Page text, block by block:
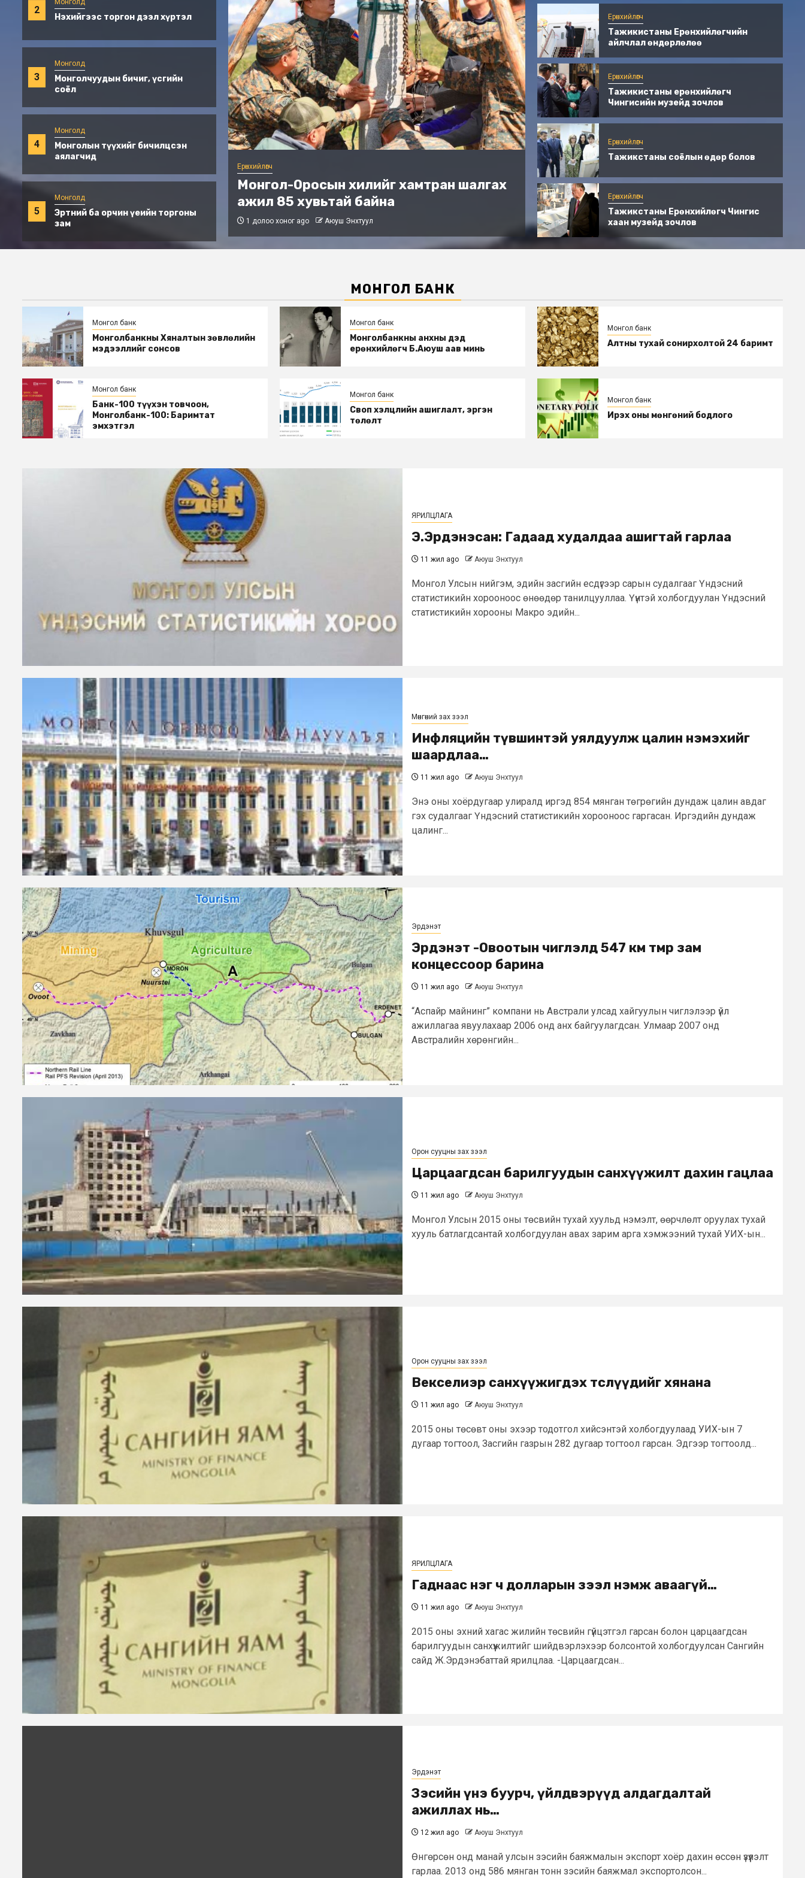
2
Монголд
Нэхийгээс торгон дээл хүртэл
3
Монголд
Монголчуудын бичиг, үсгийн
соёл
4
Монголд
Монголын түүхийг бичилцсэн
аялагчид
5
Монголд
Эртний ба орчин үеийн торгоны
зам
хилийг хамтран шалгах
байна
Аюуш Энхтуул
Ерөнхийлөгч
Тажикистаны Ерөнхийлөгчийн айлчлал
өндөрлөлөө
2 долоо хоног ago Аюуш Энхтуул
Ерөнхийлөгч
Тажикистаны ерөнхийлөгч Чингисийн
музейд зочлов
2 долоо хоног ago Аюуш Энхтуул
Ерөнхийлөгч
Тажикистаны Ерөнхийлөгчийн
айлчлал өндөрлөлөө
Ерөнхийлөгч
Тажикистаны ерөнхийлөгч
Чингисийн музейд зочлов
Ерөнхийлөгч
Тажикстаны соёлын өдөр болов
Ерөнхийлөгч
Тажикстаны Ерөнхийлөгч Чингис
хаан музeйд зочлов
МОНГОЛ БАНК
Монгол банк
Монголбанкны Хяналтын зөвлөлийн
мэдээллийг сонсов
Монгол банк
Монголбанкны анхны дэд
eрөнхийлөгч Б.Аюуш аав минь
Монгол банк
Алтны тухай сонирхолтой 24 баримт
Монгол банк
Банк-100 түүхэн товчоон,
Монголбанк-100: Баримтат
эмхэтгэл
Монгол банк
Своп хэлцлийн ашиглалт, эргэн
төлөлт
Монгол банк
Ирэх оны мөнгөний бодлого
ЯРИЛЦЛАГА
Э.Эрдэнэсан: Гадаад худалдаа ашигтай гарлаа
11 жил ago Аюуш Энхтуул
Монгол Улсын нийгэм, эдийн засгийн есдүгээр сарын судалгааг Үндэсний
статистикийн хорооноос өнөөдөр танилцууллаа. Үүнтэй холбогдуулан Үндэсний
статистикийн хорооны Макро эдийн...
Мөнгөний зах зээл
Инфляцийн түвшинтэй уялдуулж цалин нэмэхийг
шаардлаа…
11 жил ago Аюуш Энхтуул
Энэ оны хоёрдугаар улиралд иргэд 854 мянган төгрөгийн дундаж цалин авдаг
гэх судалгааг Үндэсний статистикийн хорооноос гаргасан. Иргэдийн дундаж
цалинг...
Эрдэнэт
Эрдэнэт -Овоотын чиглэлд 547 км төмөр зам
концессоор барина
11 жил ago Аюуш Энхтуул
“Аспайр майнинг” компани нь Австрали улсад хайгуулын чиглэлээр үйл
ажиллагаа явуулахаар 2006 онд анх байгуулагдсан. Улмаар 2007 онд
Австралийн хөрөнгийн...
Орон сууцны зах зээл
Царцаагдсан барилгуудын санхүүжилт дахин гацлаа
11 жил ago Аюуш Энхтуул
Монгол Улсын 2015 оны төсвийн тухай хуульд нэмэлт, өөрчлөлт оруулах тухай
хууль батлагдсантай холбогдуулан авах зарим арга хэмжээний тухай УИХ-ын...
Орон сууцны зах зээл
Векселиэр санхүүжигдэх төслүүдийг хянана
11 жил ago Аюуш Энхтуул
2015 оны төсөвт оны эхээр тодотгол хийсэнтэй холбогдуулаад УИХ-ын 7
дугаар тогтоол, Засгийн газрын 282 дугаар тогтоол гарсан. Эдгээр тогтоолд...
ЯРИЛЦЛАГА
Гаднаас нэг ч долларын зээл нэмж аваагүй…
11 жил ago Аюуш Энхтуул
2015 оны эхний хагас жилийн төсвийн гүйцэтгэл гарсан болон царцаагдсан
барилгуудын санхүүжилтийг шийдвэрлэхээр болсонтой холбогдуулсан Сангийн
сайд Ж.Эрдэнэбаттай ярилцлаа. -Царцаагдсан...
Эрдэнэт
Зэсийн үнэ буурч, үйлдвэрүүд алдагдалтай
ажиллах нь…
12 жил ago Аюуш Энхтуул
Өнгөрсөн онд манай улсын зэсийн баяжмалын экспорт хоёр дахин өссөн үзүүлэлт
гарлаа. 2013 онд 586 мянган тонн зэсийн баяжмал экспортолсон...